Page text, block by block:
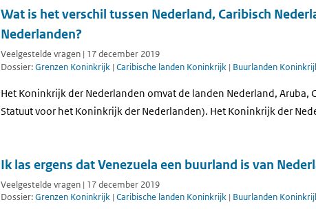
Wat is het verschil tussen Nederland, Caribisch
Nederlanden?
Veelgestelde vragen | 17 december 2019
Dossier:Grenzen Koninkrijk | Caribische landen Koninkrijk | Buurlanden
Het Koninkrijk der Nederlanden omvat de landen Nederland, Aruba,
Statuut voor het Koninkrijk der Nederlanden). Het Koninkrijk der
Ik las ergens dat Venezuela een buurland is van
Veelgestelde vragen | 17 december 2019
Dossier:Grenzen Koninkrijk | Caribische landen Koninkrijk | Buurlanden